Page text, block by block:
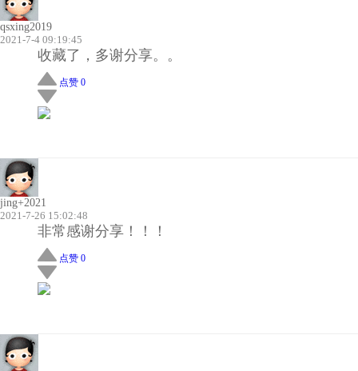
qsxing2019
2021-7-4 09:19:45
收藏了，多谢分享。。
点赞 0
jing+2021
2021-7-26 15:02:48
非常感谢分享！！！
点赞 0